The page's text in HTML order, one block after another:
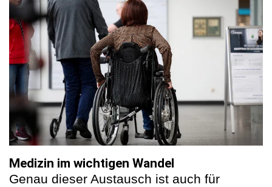
Medizin im wichtigen Wandel
Genau dieser Austausch ist auch für